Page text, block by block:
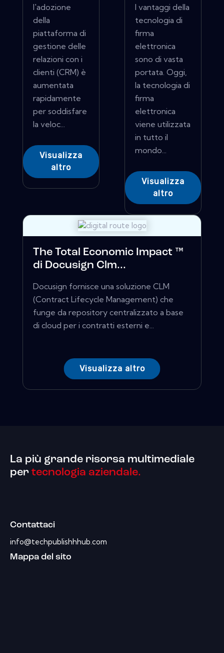
l'adozione
della
piattaforma di
gestione delle
relazioni con i
clienti (CRM) è
aumentata
rapidamente
per soddisfare
la veloc...
Visualizza
altro
I vantaggi della
tecnologia di
firma
elettronica
sono di vasta
portata. Oggi,
la tecnologia di
firma
elettronica
viene utilizzata
in tutto il
mondo...
Visualizza
altro
The Total Economic Impact ™
di Docusign Clm...
Docusign fornisce una soluzione CLM
(Contract Lifecycle Management) che
funge da repository centralizzato a base
di cloud per i contratti esterni e...
Visualizza altro
La più grande risorsa multimediale
per tecnologia aziendale.
Contattaci
info@techpublishhhub.com
Mappa del sito